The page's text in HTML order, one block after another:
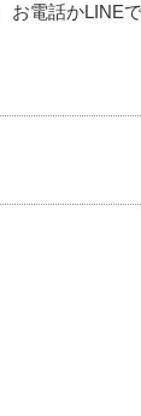
電話かLINE